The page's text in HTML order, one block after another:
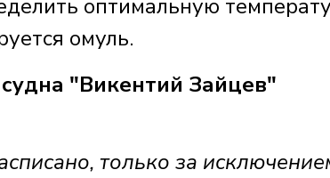
оптимальную
омуль.
"Викентий Зайцев"
только за